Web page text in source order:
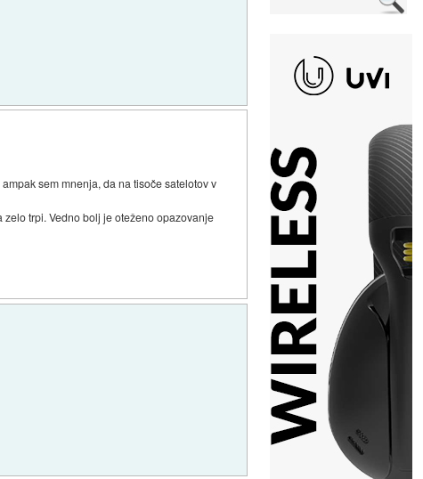
sem mnenja, da na tisoče satelotov v
trpi. Vedno bolj je oteženo opazovanje